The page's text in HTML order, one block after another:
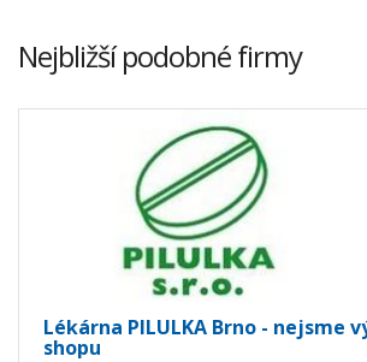
Nejbližší podobné firmy
Lékárna PILULKA Brno - nejsme
shopu